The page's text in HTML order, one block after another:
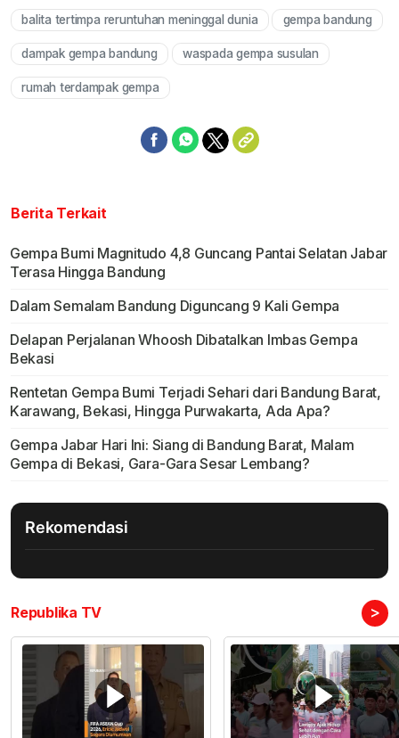
balita tertimpa reruntuhan meninggal dunia gempa bandung
dampak gempa bandung waspada gempa susulan
rumah terdampak gempa
Berita Terkait
Gempa Bumi Magnitudo 4,8 Guncang Pantai Selatan Jabar
Terasa Hingga Bandung
Dalam Semalam Bandung Diguncang 9 Kali Gempa
Delapan Perjalanan Whoosh Dibatalkan Imbas Gempa
Bekasi
Rentetan Gempa Bumi Terjadi Sehari dari Bandung Barat,
Karawang, Bekasi, Hingga Purwakarta, Ada Apa?
Gempa Jabar Hari Ini: Siang di Bandung Barat, Malam
Gempa di Bekasi, Gara-Gara Sesar Lembang?
Rekomendasi
Republika TV >